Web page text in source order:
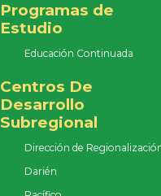
Programas de
Estudio
Educación Continuada
Centros De
Desarrollo
Subregional
Dirección de
Darién